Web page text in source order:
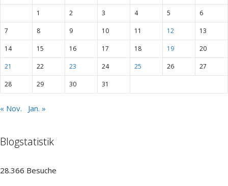
1 2 3 4 5 6
7 8 9 10 11 12 13
14 15 16 17 18 19 20
21 22 23 24 25 26 27
28 29 30 31
« Nov. Jan. »
Blogstatistik
28.366 Besuche